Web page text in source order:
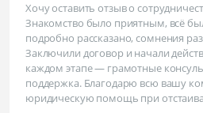
Хочу оставить отзыв о
Знакомство было приятным, всё
подробно рассказано, сомнения
Заключили договор и начали
каждом этапе — грамотные
поддержка. Благодарю всю вашу
юридическую помощь при